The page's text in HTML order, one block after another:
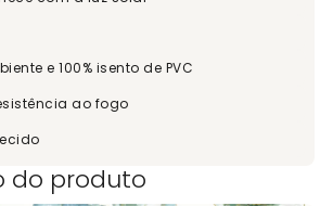
e 100% isento de PVC
ao fogo
do produto